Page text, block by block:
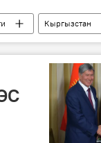
Кыргызстан